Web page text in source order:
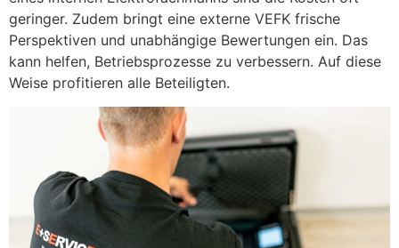
geringer. Zudem bringt eine externe VEFK frische
Perspektiven und unabhängige Bewertungen ein. Das
kann helfen, Betriebsprozesse zu verbessern. Auf diese
Weise profitieren alle Beteiligten.